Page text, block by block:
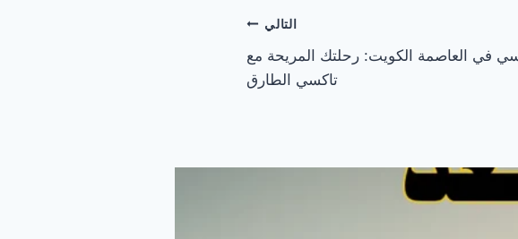
التالي
في العاصمة الكويت: رحلتك المريحة مع
تاكسي الطارق